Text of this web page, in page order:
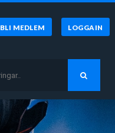
BLI MEDLEM LOGGA IN